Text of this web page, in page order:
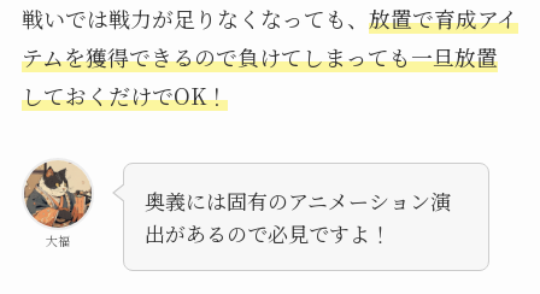
戦いでは戦力が足りなくなっても、 放置で育成アイ
テムを獲得できるので負けてしまっても一旦放置
しておくだけでOK！
大福
奥義には固有のアニメーション演
出があるので必見ですよ！